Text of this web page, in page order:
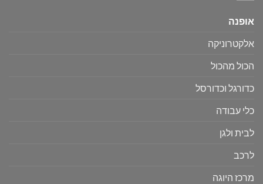
אופנה
אלקטרוניקה
הכול מהכול
כדורגל וכדורסל
כלי עבודה
לבית ולגן
לרכב
מרכז היוגה